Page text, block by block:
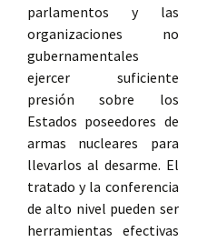
parlamentos y las
organizaciones no
gubernamentales
ejercer suficiente
presión sobre los
Estados poseedores de
armas nucleares para
llevarlos al desarme. El
tratado y la conferencia
de alto nivel pueden ser
herramientas efectivas